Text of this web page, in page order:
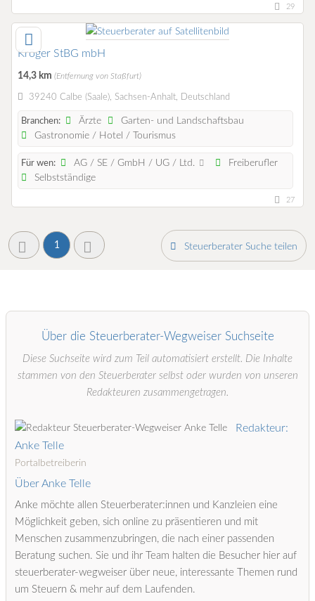
29
Kröger StBG mbH
14,3 km (Entfernung von Staßfurt)
39240 Calbe (Saale), Sachsen-Anhalt, Deutschland
Branchen: Ärzte
Garten- und Landschaftsbau
Gastronomie / Hotel / Tourismus
Für wen: AG / SE / GmbH / UG / Ltd.
Freiberufler
Selbstständige
27
1 Steuerberater Suche teilen
Über die Steuerberater-Wegweiser Suchseite
Diese Suchseite wird zum Teil automatisiert erstellt. Die Inhalte
stammen von den Steuerberater selbst oder wurden von unseren
Redakteuren zusammengetragen.
Redakteur:
Anke Telle
Portalbetreiberin
Über Anke Telle
Anke möchte allen Steuerberater:innen und Kanzleien eine
Möglichkeit geben, sich online zu präsentieren und mit
Menschen zusammenzubringen, die nach einer passenden
Beratung suchen. Sie und ihr Team halten die Besucher hier auf
steuerberater-wegweiser über neue, interessante Themen rund
um Steuern & mehr auf dem Laufenden.